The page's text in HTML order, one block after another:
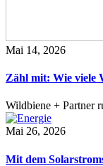
Mai 14, 2026
Zähl mit: Wie viele
Wildbiene + Partner
Mai 26, 2026
Mit dem